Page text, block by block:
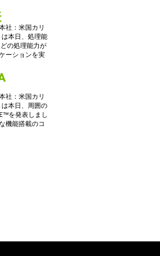
社：米国カリ
本日、処理能
の処理能力が
ーションを実
社：米国カリ
本日、周囲の
を発表しまし
機能搭載のコ